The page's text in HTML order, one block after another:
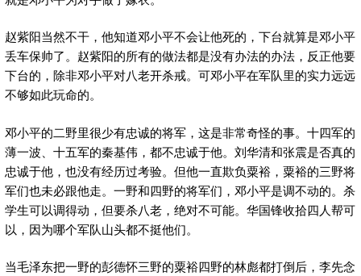
赵紫阳当然不干，他知道邓小平不会让他死的，下台就算是邓小平
丢车保帅了。赵紫阳的所有的做法都是没有办法的办法，反正他要
下台的，除非邓小平对八老开杀戒。可邓小平在军队里的实力远远
不够如此玩命的。
邓小平的二野里很少有忠诚的将军，这是非常奇怪的事。十四军的
薄一波、十五军的秦基伟，都不忠诚于他。刘华清和张震是否真的
忠诚于他，也没有经历过考验。但他一直欺负粟裕，粟裕的三野将
军们也未必跟他走。一野和四野的将军们，邓小平是调不动的。杀
学生可以调得动，但要杀八老，绝对不可能。华国锋收拾四人帮可
以，因为哪个军队山头都不挺他们。
当毛泽东把一野的彭德怀三野的粟裕四野的林彪都打倒后，李先念